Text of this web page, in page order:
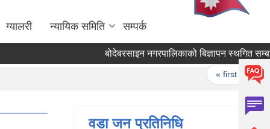
ग्यालरी न्यायिक समिति सम्पर्क
बोदेबरसाइन नगरपालिकाको बिज्ञापन स्थगित
« first ‹
वडा जन प्रतिनिधि